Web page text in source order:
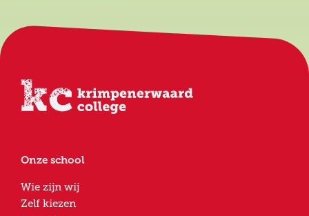
Onze school
Wie zijn wij
Zelf kiezen